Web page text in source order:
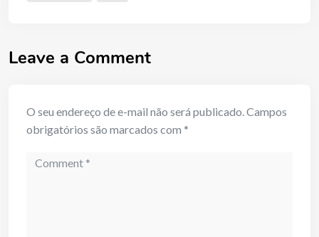
Leave a Comment
O seu endereço de e-mail não será publicado.Campos
obrigatórios são marcados com *
Comment